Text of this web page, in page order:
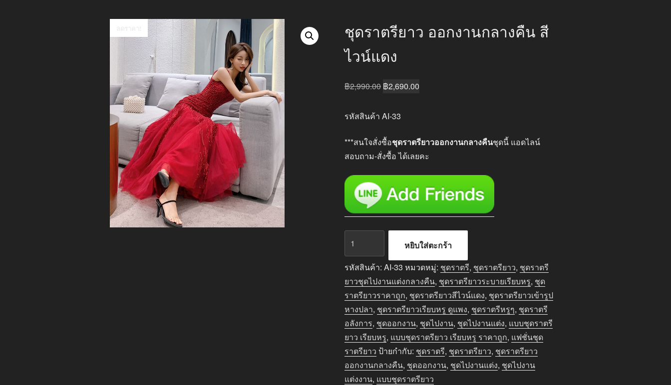
ชุดราตรียาว ออกงานกลางคืน สี
ไวน์แดง
฿2,990.00 Original
was:
฿2,690.00
รหัสสินค้า AI-33
***สนใจสั่งซื้อชุดราตรียาวออกงานกลางคืนชุดนี้ แอดไลน์
สอบถาม-สั่งซื้อ ได้เลยคะ
ชุด
ราตรี
ยาว
ออกงาน
กลาง
คืน
สี
ไวน์
แดง
ชิ้น
หยิบใส่ตะกร้า
รหัสสินค้า:AI-33 หมวดหมู่: ชุดราตรี, ชุดราตรียาว, ชุดราตรี
ยาวชุดไปงานแต่งกลางคืน, ชุดราตรียาวระบายเรียบหรู, ชุด
ราตรียาวราคาถูก, ชุดราตรียาวสีไวน์แดง, ชุดราตรียาวเข้ารูป
หางปลา, ชุดราตรียาวเรียบหรู ดูแพง, ชุดราตรีหรูๆ, ชุดราตรี
อลังการ, ชุดออกงาน, ชุดไปงาน, ชุดไปงานแต่ง, แบบชุดราตรี
ยาว เรียบหรู, แบบชุดราตรียาว เรียบหรู ราคาถูก, แฟชั่นชุด
ราตรียาว ป้ายกำกับ: ชุดราตรี, ชุดราตรียาว, ชุดราตรียาว
ออกงานกลางคืน, ชุดออกงาน, ชุดไปงานแต่ง, ชุดไปงาน
แต่งงาน, แบบชุดราตรียาว